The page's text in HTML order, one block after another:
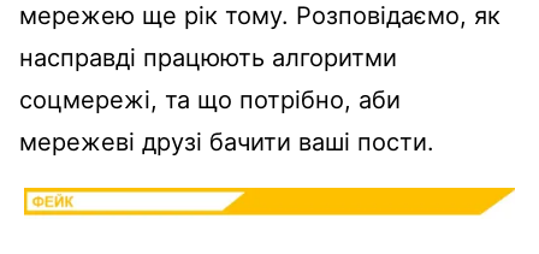
мережею ще рік тому. Розповідаємо, як
насправді працюють алгоритми
соцмережі, та що потрібно, аби
мережеві друзі бачити ваші пости.